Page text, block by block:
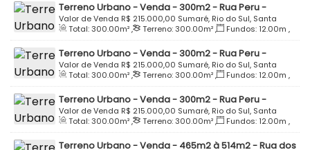
Terreno Urbano - Venda - 300m2 - Rua Peru -
Parque Residencial Schroeder - Quadra I - Lote 07 -
Bairro Sumaré - Rio do Sul
R$ 215.000,00
Valor de Venda
Sumaré, Rio do Sul, Santa
Catarina, Brasil
Total:300.00m², Terreno:300.00m², Fundos:12.00m ,
Frente: 12.00m, Lado Direito: 25.00m ,
Lado Esquerdo:
25.00m
Terreno Urbano - Venda - 300m2 - Rua Peru -
Parque Residencial Schroeder - Quadra I - Lote 09 -
Bairro Sumaré - Rio do Sul
R$ 215.000,00
Valor de Venda
Sumaré, Rio do Sul, Santa
Catarina, Brasil
Total:300.00m², Terreno:300.00m², Fundos:12.00m ,
Frente: 12.00m, Lado Direito: 25.00m ,
Lado Esquerdo:
25.00m
Terreno Urbano - Venda - 300m2 - Rua Peru -
Parque Residencial Schroeder - Quadra I - Lote 11 -
Bairro Sumaré - Rio do Sul
R$ 215.000,00
Valor de Venda
Sumaré, Rio do Sul, Santa
Catarina, Brasil
Total:300.00m², Terreno:300.00m², Fundos:12.00m ,
Frente: 12.00m, Lado Direito: 25.00m ,
Lado Esquerdo:
25.00m
Terreno Urbano - Venda - 465m2 à 514m2 - Rua dos